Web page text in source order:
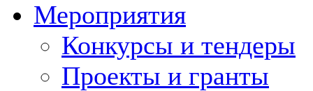
Мероприятия
Конкурсы и тендеры
Проекты и гранты